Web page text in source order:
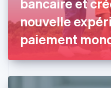
bancaire et
nouvelle
paiement
Émirats arabes unis
English
Espagne
EspañolEnglish
English
États-Unis